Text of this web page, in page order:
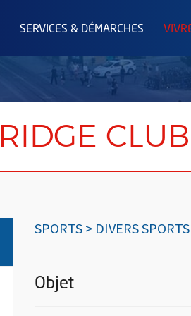
SERVICES & DÉMARCHES
CLUB
SPORTS > DIVERS SPORTS
Objet